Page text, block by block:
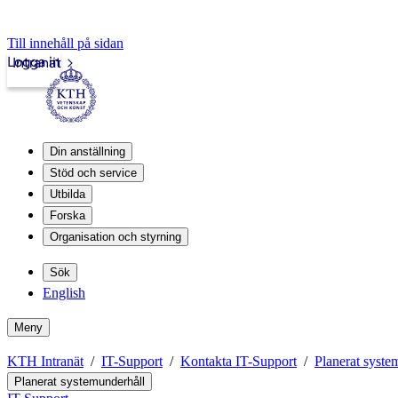
Till innehåll på sidan
Intranät
Logga in
Din anställning
Stöd och service
Utbilda
Forska
Organisation och styrning
Sök
English
Meny
KTH Intranät IT-Support Kontakta IT-Support Planerat
Planerat systemunderhåll